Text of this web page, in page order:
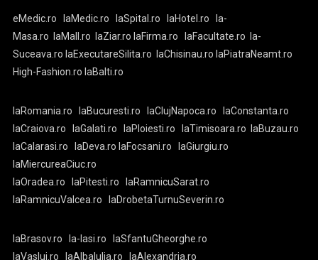
eMedic.ro laMedic.ro laSpital.ro laHotel.ro
la-
Masa.ro
laMall.ro laZiar.ro laFirma.ro laFacultate.ro
la-
Suceava.ro laExecutareSilita.ro laChisinau.ro laPiatraNeamt.ro
High-Fashion.ro laBalti.ro
laRomania.ro laBucuresti.ro laClujNapoca.ro
laConstanta.ro
laCraiova.ro
laGalati.ro laPloiesti.ro laTimisoara.ro
laBuzau.ro
laCalarasi.ro
laDeva.ro laFocsani.ro
laGiurgiu.ro
laMiercureaCiuc.ro
laOradea.ro
laPitesti.ro
laRamnicuSarat.ro
laRamnicuValcea.ro
laDrobetaTurnuSeverin.ro
laBrasov.ro la-Iasi.ro
laSfantuGheorghe.ro
laVaslui.ro
laAlbaIulia.ro laAlexandria.ro